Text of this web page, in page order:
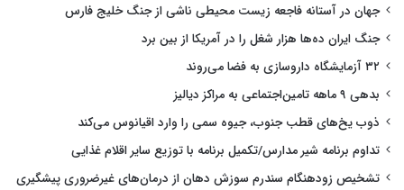
جهان در آستانه فاجعه زیست محیطی ناشی از جنگ خلیج فارس
جنگ ایران ده‌ها هزار شغل را در آمریکا از بین برد
۳۲ آزمایشگاه داروسازی به فضا می‌روند
بدهی ۹ ماهه تامین‌اجتماعی به مراکز دیالیز
ذوب یخ‌های قطب جنوب، جیوه سمی را وارد اقیانوس می‌کند
تداوم برنامه شیر مدارس/تکمیل برنامه با توزیع سایر اقلام غذایی
تشخیص زودهنگام سندرم سوزش دهان از درمان‌های غیرضروری پیشگیری